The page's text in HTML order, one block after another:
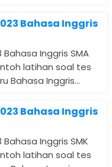
Bahasa Inggris
Bahasa Inggris SMA
latihan soal tes
Bahasa Inggris...
Bahasa Inggris
Bahasa Inggris SMK
latihan soal tes